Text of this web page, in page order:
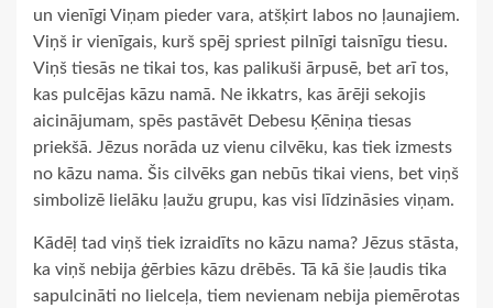
un vienīgi Viņam pieder vara, atšķirt labos no ļaunajiem.
Viņš ir vienīgais, kurš spēj spriest pilnīgi taisnīgu tiesu.
Viņš tiesās ne tikai tos, kas palikuši ārpusē, bet arī tos,
kas pulcējas kāzu namā. Ne ikkatrs, kas ārēji sekojis
aicinājumam, spēs pastāvēt Debesu Ķēniņa tiesas
priekšā. Jēzus norāda uz vienu cilvēku, kas tiek izmests
no kāzu nama. Šis cilvēks gan nebūs tikai viens, bet viņš
simbolizē lielāku ļaužu grupu, kas visi līdzināsies viņam.
Kādēļ tad viņš tiek izraidīts no kāzu nama? Jēzus stāsta,
ka viņš nebija ģērbies kāzu drēbēs. Tā kā šie ļaudis tika
sapulcināti no lielceļa, tiem nevienam nebija piemērotas